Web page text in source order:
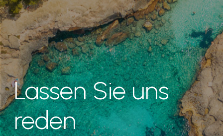
Lassen Sie uns
reden